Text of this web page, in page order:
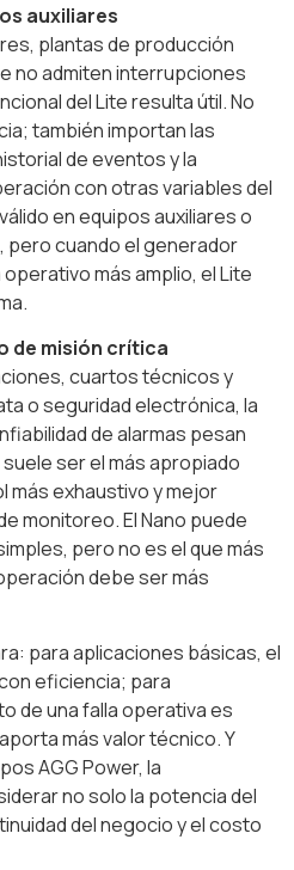
auxiliares
plantas de producción
no admiten interrupciones
del Lite resulta útil. No
también importan las
de eventos y la
con otras variables del
en equipos auxiliares o
pero cuando el generador
más amplio, el Lite
de misión crítica
cuartos técnicos y
o seguridad electrónica, la
de alarmas pesan
suele ser el más apropiado
más exhaustivo y mejor
monitoreo. El Nano puede
pero no es el que más
debe ser más
para aplicaciones básicas, el
eficiencia; para
de una falla operativa es
más valor técnico. Y
AGG Power, la
no solo la potencia del
del negocio y el costo